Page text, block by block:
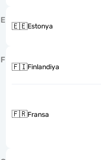
E
🇪🇪Estonya
F
🇫🇮Finlandiya
🇫🇷Fransa